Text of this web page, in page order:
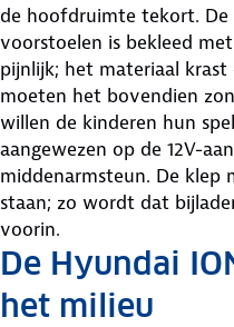
de hoofdruimte tekort. De
voorstoelen is bekleed
pijnlijk; het materiaal krast
moeten het bovendien
willen de kinderen hun
aangewezen op de 12V-
middenarmsteun. De klep
staan; zo wordt dat
voorin.
De Hyundai
het milieu